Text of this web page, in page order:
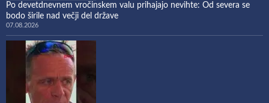
Po devetdnevnem vročinskem valu prihajajo nevihte: Od severa se
bodo širile nad večji del države
07.08.2026